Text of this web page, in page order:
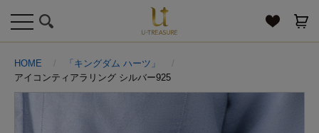
toggle
navigation
HOME
「キングダム ハーツ」
アイコンティアラリング シルバー925